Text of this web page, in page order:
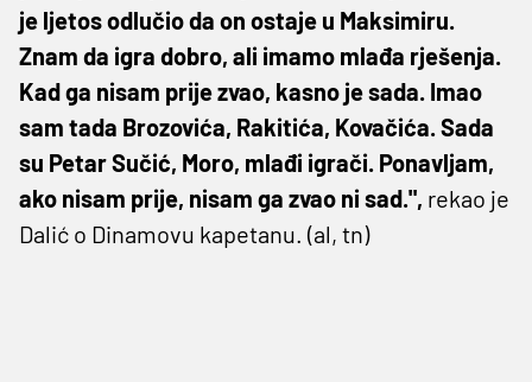
je ljetos odlučio da on ostaje u Maksimiru.
Znam da igra dobro, ali imamo mlađa rješenja.
Kad ga nisam prije zvao, kasno je sada. Imao
sam tada Brozovića, Rakitića, Kovačića. Sada
su Petar Sučić, Moro, mlađi igrači. Ponavljam,
ako nisam prije, nisam ga zvao ni sad.", rekao je
Dalić o Dinamovu kapetanu. (al, tn)